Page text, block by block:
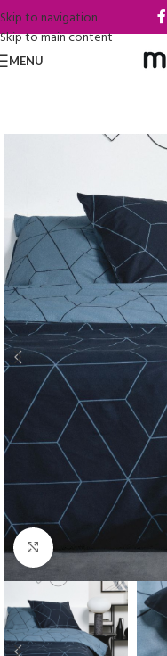
Skip to navigation
Skip to main content
MENU
Cliquez pour agrandir